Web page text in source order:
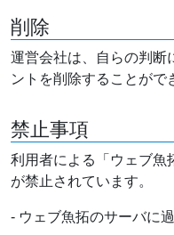
削除
運営会社は、自らの判断
ントを削除することがで
禁止事項
利用者による「ウェブ魚
が禁止されています。
- ウェブ魚拓のサーバに